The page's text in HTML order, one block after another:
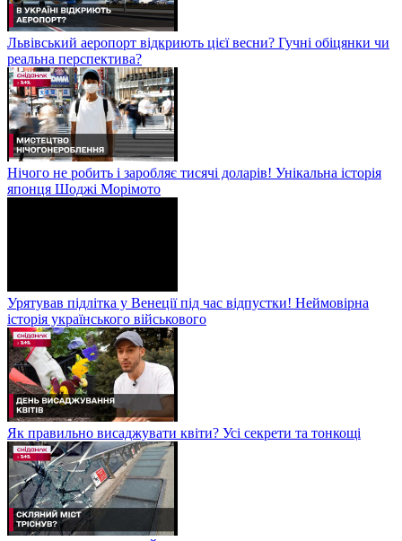
Львівський аеропорт відкриють цієї весни? Гучні обіцянки чи
реальна перспектива?
Нічого не робить і заробляє тисячі доларів! Унікальна історія
японця Шоджі Морімото
Урятував підлітка у Венеції під час відпустки! Неймовірна
історія українського військового
Як правильно висаджувати квіти? Усі секрети та тонкощі